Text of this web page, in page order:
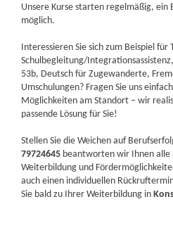
Unsere Kurse starten regelmäßig, ein
möglich.
Interessieren Sie sich zum Beispiel für
Schulbegleitung/
53b, Deutsch für Zugewanderte,
Umschulungen? Fragen Sie uns
Möglichkeiten am Standort – wir
passende Lösung für Sie!
Stellen Sie die Weichen auf
79724645 beantworten wir Ihnen alle
Weiterbildung und
auch einen individuellen
Sie bald zu Ihrer Weiterbildung in